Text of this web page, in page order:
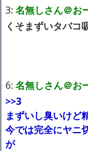
3: 名無しさん＠お
くそまずいタバコ
6: 名無しさん＠お
>>3
まずいし臭いけど
今では完全にヤニ
が